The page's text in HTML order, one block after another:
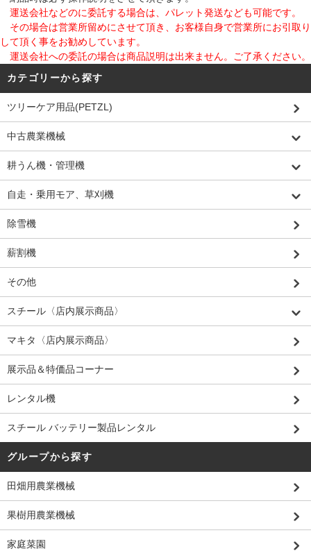
運送会社などのに委託する場合は、パレット発送なども可能です。
その場合は営業所留めにさせて頂き、お客様自身で営業所にお引取り
して頂く事をお勧めしています。
運送会社への委託の場合は商品説明は出来ません。ご了承ください。
カテゴリーから探す
ツリーケア用品(PETZL)
中古農業機械
耕うん機・管理機
自走・乗用モア、草刈機
除雪機
薪割機
その他
スチール〈店内展示商品〉
マキタ〈店内展示商品〉
展示品＆特価品コーナー
レンタル機
スチール バッテリー製品レンタル
グループから探す
田畑用農業機械
果樹用農業機械
家庭菜園